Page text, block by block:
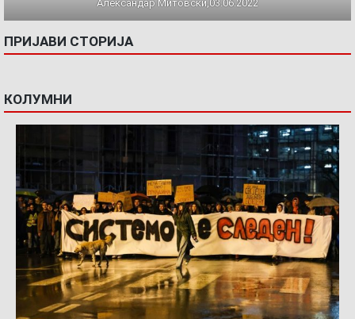
Александар Митовски,03.06.2022
ПРИЈАВИ СТОРИЈА
КОЛУМНИ